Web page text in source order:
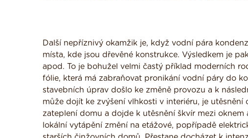
Další nepříznivý okamžik je, když vodní pára
místa, kde jsou dřevěné konstrukce. Výsledkem je
apod. To je bohužel velmi častý příklad moderních
fólie, která má zabraňovat pronikání vodní páry do
stavebních úprav došlo ke změně provozu a k
může dojít ke zvýšení vlhkosti v interiéru, je
zateplení domu a dojde k utěsnění škvír mezi
lokální vytápění změní na etážové, popřípadě